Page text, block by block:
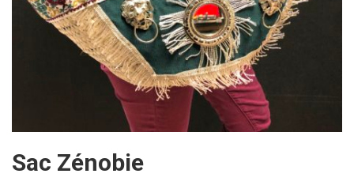
Sac Zénobie